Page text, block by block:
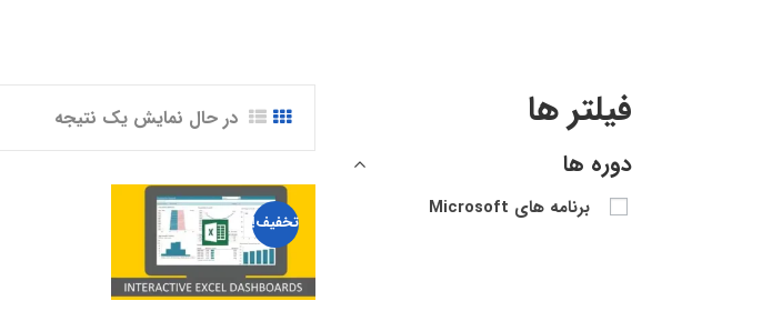
در حال نمایش یک نتیجه
تخفیف!
فیلتر ها
دوره ها
برنامه های Microsoft